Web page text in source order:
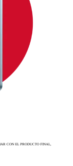
CON EL PRODUCTO FINAL,